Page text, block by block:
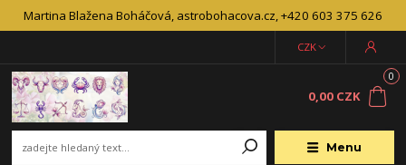
Martina Blažena Boháčová, astrobohacova.cz, +420 603 375 626
Menu
CZK
0
0,00 CZK